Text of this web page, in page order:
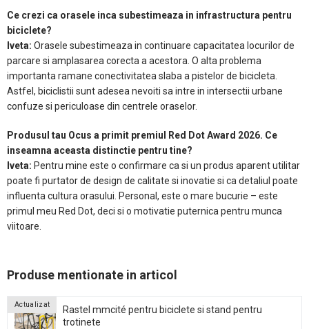
Ce crezi ca orasele inca subestimeaza in infrastructura pentru
biciclete?
Iveta: Orasele subestimeaza in continuare capacitatea locurilor de
parcare si amplasarea corecta a acestora. O alta problema
importanta ramane conectivitatea slaba a pistelor de bicicleta.
Astfel, biciclistii sunt adesea nevoiti sa intre in intersectii urbane
confuze si periculoase din centrele oraselor.
Produsul tau Ocus a primit premiul Red Dot Award 2026. Ce
inseamna aceasta distinctie pentru tine?
Iveta: Pentru mine este o confirmare ca si un produs aparent utilitar
poate fi purtator de design de calitate si inovatie si ca detaliul poate
influenta cultura orasului. Personal, este o mare bucurie – este
primul meu Red Dot, deci si o motivatie puternica pentru munca
viitoare.
Produse mentionate in articol
Actualizat
Rastel mmcité pentru biciclete si stand pentru
trotinete